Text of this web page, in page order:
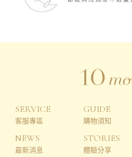
SERVICE
客服專區
GUIDE
購物須知
NEWS
最新消息
STORIES
體驗分享